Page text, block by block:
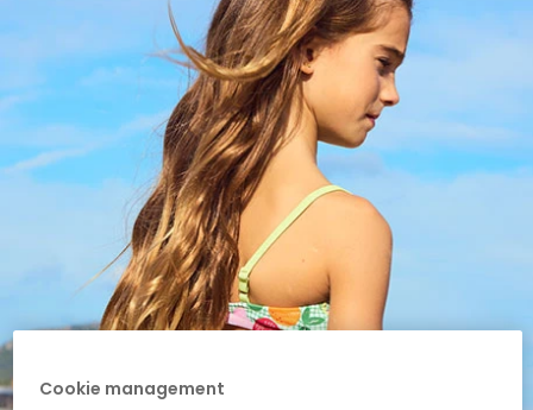
Gesamtbetrag
weiter Start der Bestellung
Cookie management